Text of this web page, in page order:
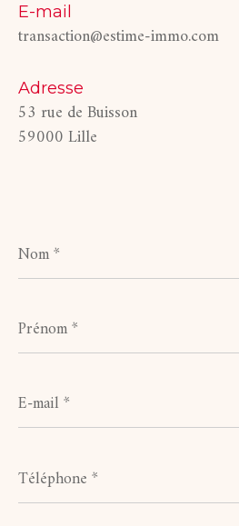
E-mail
transaction@estime-immo.com
Adresse
53 rue de Buisson
59000 Lille
*
*
mail
*